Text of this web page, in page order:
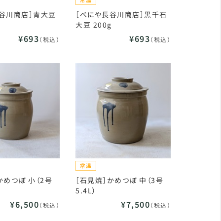
川商店］青大豆
¥693（税込）
［べにや長谷川商店］黒千石
大豆 200g
¥693（税込）
めつぼ 小（2号
¥6,500（税込）
［石見焼］かめつぼ 中（3号
5.4L）
¥7,500（税込）